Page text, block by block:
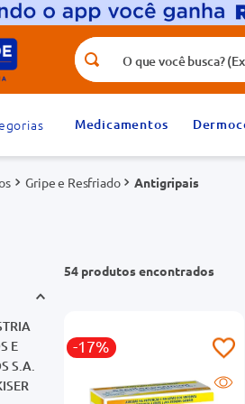
O que você busca? (Ex.: vitamina,
medicamento
5º dipirona
Medicamentos
Gripe e Resfriado Antigripais
E
S.A.
54 produtos
-17%